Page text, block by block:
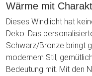
Wärme mit
Dieses Windlicht hat
Deko. Das
Schwarz/Bronze bringt
modernem Stil,
Bedeutung mit. Mit den